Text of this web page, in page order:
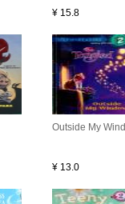
¥ 15.8
Outside My
¥ 13.0